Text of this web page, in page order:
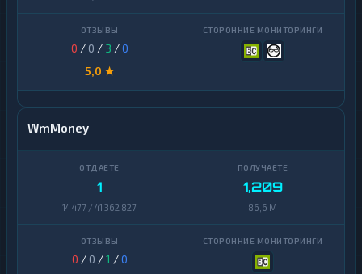
0 / 0 / 3 /0
5,0 ★
WmMoney
1
14 477 / 41 362 827
1,209
86,6 M
0 / 0 /1 /0